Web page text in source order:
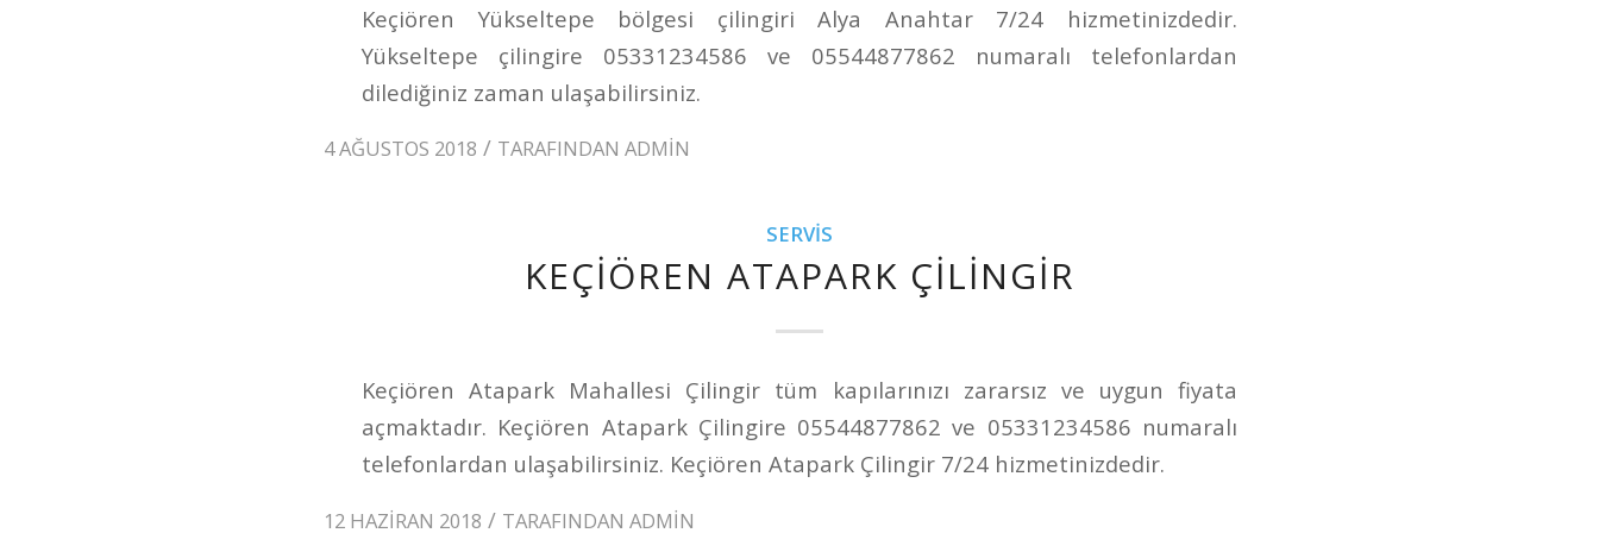
Keçiören Yükseltepe bölgesi çilingiri Alya Anahtar 7/24 hizmetinizdedir.
Yükseltepe çilingire 05331234586 ve 05544877862 numaralı telefonlardan
dilediğiniz zaman ulaşabilirsiniz.
4 AĞUSTOS 2018 / TARAFINDAN ADMIN
SERVIS
KEÇIÖREN ATAPARK ÇILINGIR
Keçiören Atapark Mahallesi Çilingir tüm kapılarınızı zararsız ve uygun fiyata
açmaktadır. Keçiören Atapark Çilingire 05544877862 ve 05331234586 numaralı
telefonlardan ulaşabilirsiniz. Keçiören Atapark Çilingir 7/24 hizmetinizdedir.
12 HAZIRAN 2018 / TARAFINDAN ADMIN